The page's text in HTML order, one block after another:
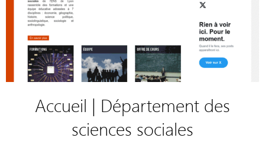
Accueil | Département des
sciences sociales